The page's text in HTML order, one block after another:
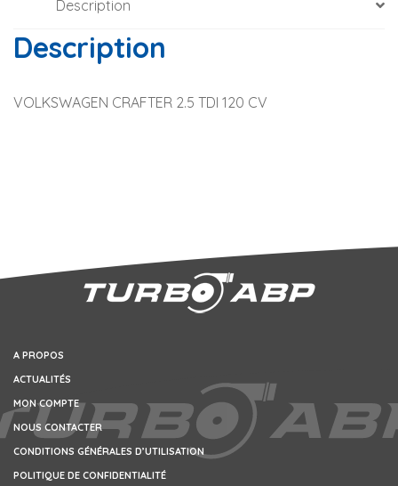
Description
Description
VOLKSWAGEN CRAFTER 2.5 TDI 120 CV
A PROPOS
ACTUALITÉS
MON COMPTE
NOUS CONTACTER
CONDITIONS GÉNÉRALES D’UTILISATION
POLITIQUE DE CONFIDENTIALITÉ